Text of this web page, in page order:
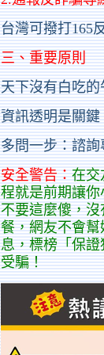
台灣可撥打165
三、重要原則
天下沒有白吃
資訊透明是關
多問一步：諮
安全警告：在交
程就是前期讓
不要這麼傻，
餐，網友不會
息，標榜「保
受騙！